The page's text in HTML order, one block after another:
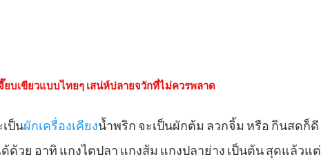
ยบเขียวแบบไทยๆ เสน่ห์ปลายจวักที่ไม่ควรพลาด
เป็นผักเครื่องเคียงน้ำพริก จะเป็นผักต้ม ลวกจิ้ม หรือ กินสดก็ดี
ด้วย อาทิ แกงไตปลา แกงส้ม แกงปลาย่าง เป็นต้น สุดแล้วแต่